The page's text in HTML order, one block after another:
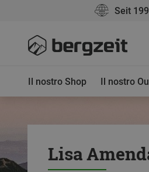
Seit
Il nostro Shop Il nostro
Lisa